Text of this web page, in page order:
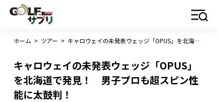
ホーム > ツアー > キャロウェイの未発表ウェッジ「OPUS」を北海道で発見！ 男子プロも超スピン性能に太鼓判！
キャロウェイの未発表ウェッジ「OPUS」
を北海道で発見！ 男子プロも超スピン性
能に太鼓判！